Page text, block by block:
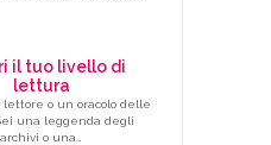
il tuo livello di
lettura
lettore o un oracolo delle
una leggenda degli
archivi o una…